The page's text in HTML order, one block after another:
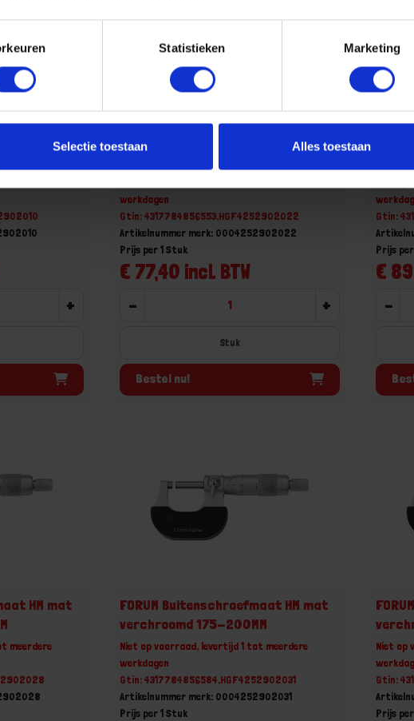
Statistieken Marketing
Selectie toestaan Alles toestaan
HM mat
+
FORUM Buitenschroefmaat HM mat
werkdagen
Gtin: 4317784856553,HGF4252902022
Artikelnummer merk: 0004252902022
€ 77,40 incl. BTW
Prijs per 1 Stuk
- +
Stuk
Bestel nu!
Niet
Gtin:
€
Prijs
-
HM mat
meerdere
FORUM Buitenschroefmaat HM mat
verchroomd 175-200MM
Niet op voorraad, levertijd 1 tot meerdere
werkdagen
Gtin: 4317784856584,HGF4252902031
Artikelnummer merk: 0004252902031
Prijs per 1 Stuk
Niet op
Gtin:
Prijs